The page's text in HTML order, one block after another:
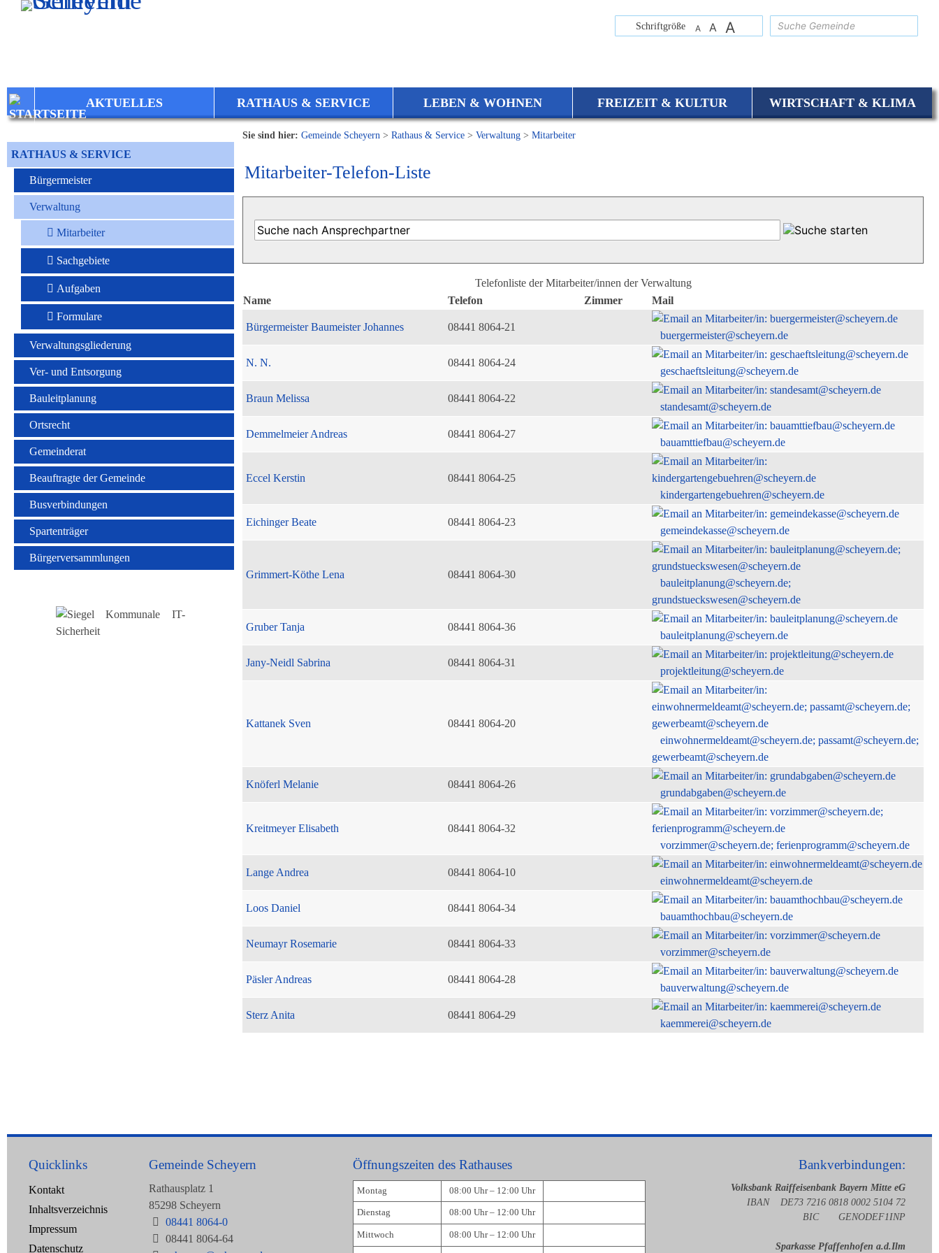
Zum Inhalt,zur Navigationoder
Schriftgröße A A A
AKTUELLES RATHAUS & SERVICE LEBEN & WOHNEN FREIZEIT & KULTUR WIRTSCHAFT & KLIMA
RATHAUS & SERVICE
Bürgermeister
Verwaltung
Mitarbeiter
Sachgebiete
Aufgaben
Formulare
Verwaltungsgliederung
Ver- und Entsorgung
Bauleitplanung
Ortsrecht
Gemeinderat
Beauftragte der Gemeinde
Busverbindungen
Spartenträger
Bürgerversammlungen
Sie sind hier: Gemeinde Scheyern > Rathaus & Service > Verwaltung > Mitarbeiter
Mitarbeiter-Telefon-Liste
Telefonliste der Mitarbeiter/innen der Verwaltung
Name
Telefon Zimmer Mail
Bürgermeister Baumeister Johannes 08441 8064-21
buergermeister@scheyern.de
N. N. 08441 8064-24
geschaeftsleitung@scheyern.de
Braun Melissa 08441 8064-22
standesamt@scheyern.de
Demmelmeier Andreas 08441 8064-27
bauamttiefbau@scheyern.de
Eccel Kerstin
08441 8064-25
kindergartengebuehren@scheyern.de
Eichinger Beate 08441 8064-23
gemeindekasse@scheyern.de
Grimmert-Köthe Lena 08441 8064-30
bauleitplanung@scheyern.de;
grundstueckswesen@scheyern.de
Gruber Tanja 08441 8064-36
bauleitplanung@scheyern.de
Jany-Neidl Sabrina 08441 8064-31
projektleitung@scheyern.de
Kattanek Sven
08441 8064-20
einwohnermeldeamt@scheyern.de; passamt@scheyern.de;
gewerbeamt@scheyern.de
Knöferl Melanie 08441 8064-26
grundabgaben@scheyern.de
Kreitmeyer Elisabeth
08441 8064-32
vorzimmer@scheyern.de; ferienprogramm@scheyern.de
Lange Andrea 08441 8064-10
einwohnermeldeamt@scheyern.de
Loos Daniel 08441 8064-34
bauamthochbau@scheyern.de
Neumayr Rosemarie 08441 8064-33
vorzimmer@scheyern.de
Päsler Andreas 08441 8064-28
bauverwaltung@scheyern.de
Sterz Anita 08441 8064-29
kaemmerei@scheyern.de
Quicklinks
Kontakt
Inhaltsverzeichnis
Impressum
Datenschutz
Gemeinde Scheyern
Rathausplatz 1
85298 Scheyern
08441 8064-0
08441 8064-64
Öffnungszeiten des Rathauses
Montag 08:00 Uhr – 12:00 Uhr
Dienstag 08:00 Uhr – 12:00 Uhr
Mittwoch 08:00 Uhr – 12:00 Uhr
Bankverbindungen:
Volksbank Raiffeisenbank Bayern Mitte eG
IBAN DE73 7216 0818 0002 5104 72
BIC GENODEF1INP
Sparkasse Pfaffenhofen a.d.Ilm